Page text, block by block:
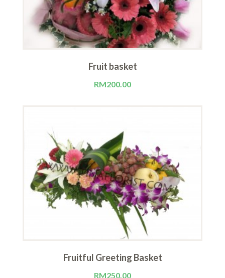
Fruit basket
RM200.00
Fruitful Greeting Basket
RM250.00